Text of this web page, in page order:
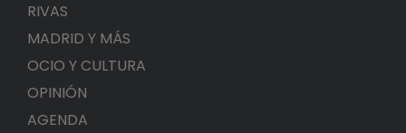
RIVAS
MADRID Y MÁS
OCIO Y CULTURA
OPINIÓN
AGENDA